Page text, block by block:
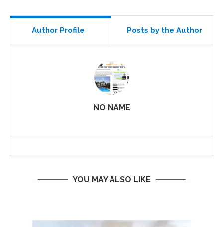
Author Profile Posts by the Author
NO NAME
YOU MAY ALSO LIKE